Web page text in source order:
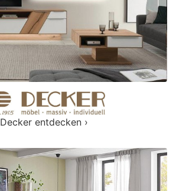
Decker entdecken ›